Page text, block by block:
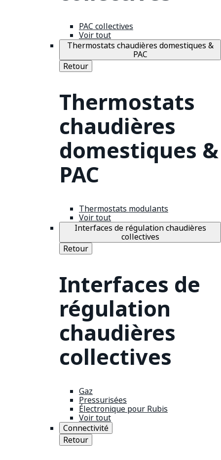
PAC collectives
Voir tout
Thermostats chaudières domestiques &
PAC
Retour
Thermostats
chaudières
domestiques &
PAC
Thermostats modulants
Voir tout
Interfaces de régulation chaudières
collectives
Retour
Interfaces de
régulation
chaudières
collectives
Gaz
Pressurisées
Électronique pour Rubis
Voir tout
Connectivité
Retour